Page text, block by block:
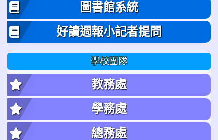
圖書館系統
好讀週報小記者提問
學校團隊
教務處
學務處
總務處